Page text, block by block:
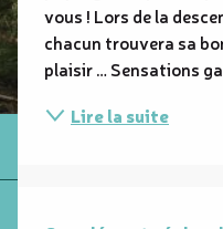
vous ! Lors de la
chacun trouvera sa
plaisir … Sensations
Lire la suite